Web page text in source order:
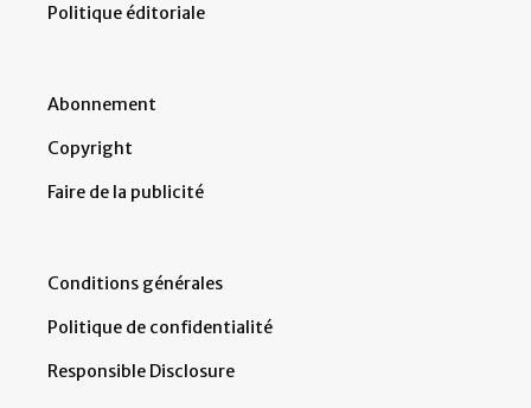
Politique éditoriale
Abonnement
Copyright
Faire de la publicité
Conditions générales
Politique de confidentialité
Responsible Disclosure